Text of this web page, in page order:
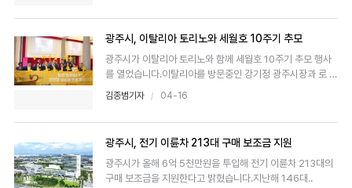
광주시, 이탈리아 토리노와 세월호 10주기 추모
광주시가 이탈리아 토리노와 함께 세월호 10주기 추모 행사
를 열었습니다.이탈리아를 방문중인 강기정 광주시장과 로 루
쏘 토리..
김종범기자 04-16
광주시, 전기 이륜차 213대 구매 보조금 지원
광주시가 올해 6억 5천만원을 투입해 전기 이륜차 213대의
구매 보조금을 지원한다고 밝혔습니다.지난해 146대..